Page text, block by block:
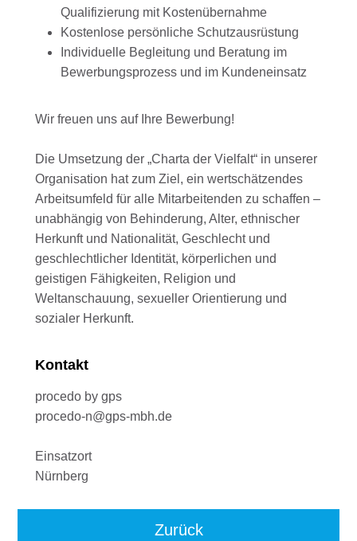
Qualifizierung mit Kostenübernahme
Kostenlose persönliche Schutzausrüstung
Individuelle Begleitung und Beratung im
Bewerbungsprozess und im Kundeneinsatz
Wir freuen uns auf Ihre Bewerbung!
Die Umsetzung der „Charta der Vielfalt“ in unserer
Organisation hat zum Ziel, ein wertschätzendes
Arbeitsumfeld für alle Mitarbeitenden zu schaffen –
unabhängig von Behinderung, Alter, ethnischer
Herkunft und Nationalität, Geschlecht und
geschlechtlicher Identität, körperlichen und
geistigen Fähigkeiten, Religion und
Weltanschauung, sexueller Orientierung und
sozialer Herkunft.
Kontakt
procedo by gps
procedo-n@gps-mbh.de
Einsatzort
Nürnberg
Zurück